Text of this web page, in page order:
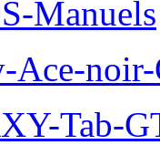
Manuels
Ace-
Tab-